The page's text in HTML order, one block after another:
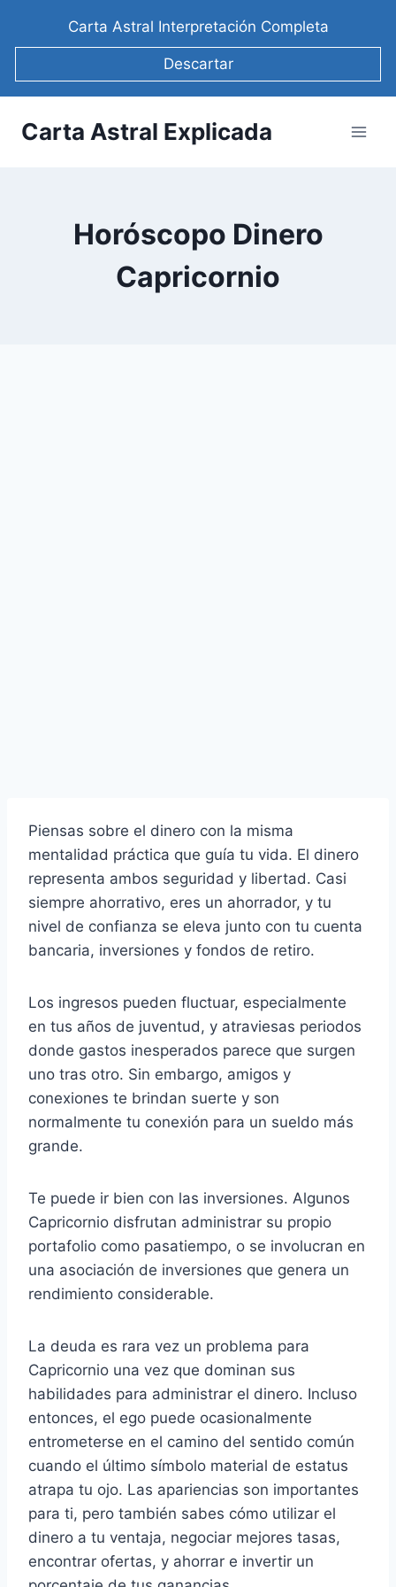
Carta Astral Interpretación Completa
Descartar
Carta Astral Explicada
Horóscopo Dinero
Capricornio
Piensas sobre el dinero con la misma
mentalidad práctica que guía tu vida. El dinero
representa ambos seguridad y libertad. Casi
siempre ahorrativo, eres un ahorrador, y tu
nivel de confianza se eleva junto con tu cuenta
bancaria, inversiones y fondos de retiro.
Los ingresos pueden fluctuar, especialmente
en tus años de juventud, y atraviesas periodos
donde gastos inesperados parece que surgen
uno tras otro. Sin embargo, amigos y
conexiones te brindan suerte y son
normalmente tu conexión para un sueldo más
grande.
Te puede ir bien con las inversiones. Algunos
Capricornio disfrutan administrar su propio
portafolio como pasatiempo, o se involucran en
una asociación de inversiones que genera un
rendimiento considerable.
La deuda es rara vez un problema para
Capricornio una vez que dominan sus
habilidades para administrar el dinero. Incluso
entonces, el ego puede ocasionalmente
entrometerse en el camino del sentido común
cuando el último símbolo material de estatus
atrapa tu ojo. Las apariencias son importantes
para ti, pero también sabes cómo utilizar el
dinero a tu ventaja, negociar mejores tasas,
encontrar ofertas, y ahorrar e invertir un